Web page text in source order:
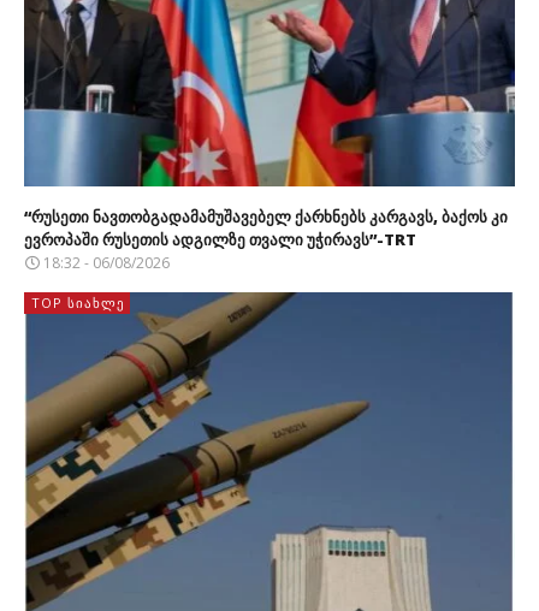
“რუსეთი ნავთობგადამამუშავებელ ქარხნებს კარგავს, ბაქოს კი
ევროპაში რუსეთის ადგილზე თვალი უჭირავს”-TRT
18:32 - 06/08/2026
TOP ᲡᲘᲐᲮᲚᲔ